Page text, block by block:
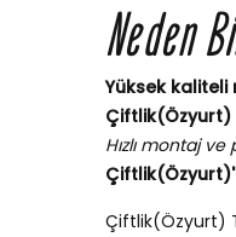
Neden
Yüksek
Çiftlik(Özyurt)
Hızlı montaj
Çiftlik(Özyurt)